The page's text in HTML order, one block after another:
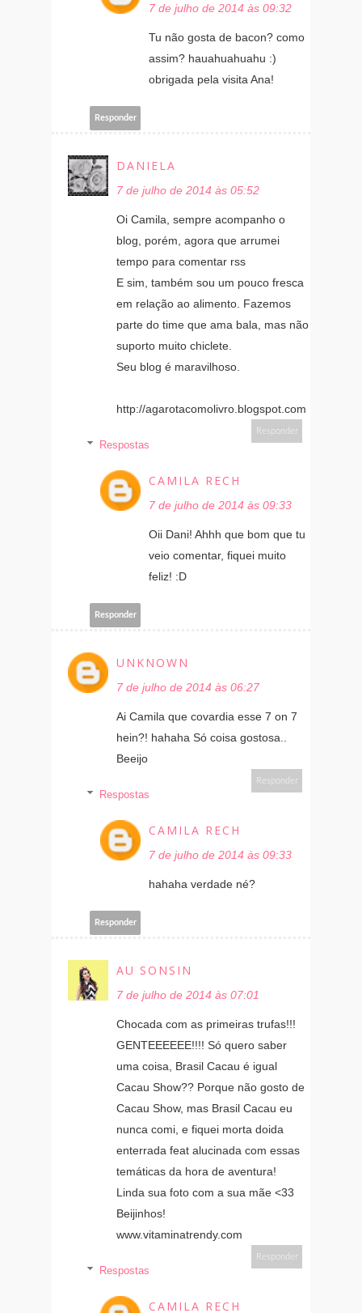
7 de julho de 2014 às 09:32
Tu não gosta de bacon? como
assim? hauahuahuahu :)
obrigada pela visita Ana!
Responder
DANIELA
7 de julho de 2014 às 05:52
Oi Camila, sempre acompanho o
blog, porém, agora que arrumei
tempo para comentar rss
E sim, também sou um pouco fresca
em relação ao alimento. Fazemos
parte do time que ama bala, mas não
suporto muito chiclete.
Seu blog é maravilhoso.
http://agarotacomolivro.blogspot.com
Responder
Respostas
CAMILA RECH
7 de julho de 2014 às 09:33
Oii Dani! Ahhh que bom que tu
veio comentar, fiquei muito
feliz! :D
Responder
UNKNOWN
7 de julho de 2014 às 06:27
Ai Camila que covardia esse 7 on 7
hein?! hahaha Só coisa gostosa..
Beeijo
Responder
Respostas
CAMILA RECH
7 de julho de 2014 às 09:33
hahaha verdade né?
Responder
AU SONSIN
7 de julho de 2014 às 07:01
Chocada com as primeiras trufas!!!
GENTEEEEEE!!!! Só quero saber
uma coisa, Brasil Cacau é igual
Cacau Show?? Porque não gosto de
Cacau Show, mas Brasil Cacau eu
nunca comi, e fiquei morta doida
enterrada feat alucinada com essas
temáticas da hora de aventura!
Linda sua foto com a sua mãe <33
Beijinhos!
www.vitaminatrendy.com
Responder
Respostas
CAMILA RECH